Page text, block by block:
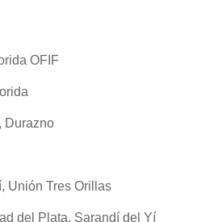
OFIF
Durazno
Unión Tres Orillas
del Plata, Sarandí del Yí